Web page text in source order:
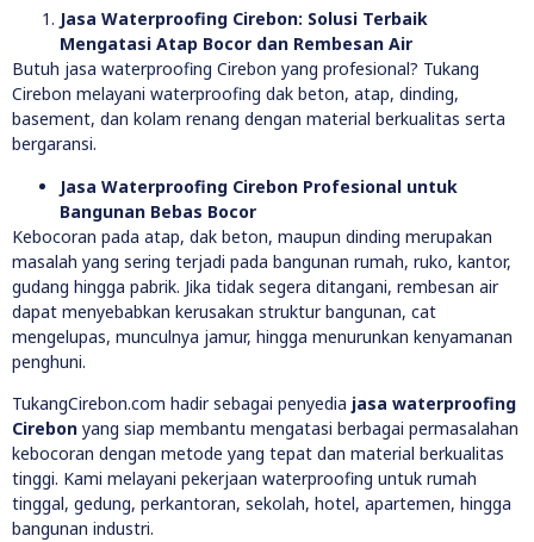
Jasa Waterproofing Cirebon: Solusi Terbaik
Mengatasi Atap Bocor dan Rembesan Air
Butuh jasa waterproofing Cirebon yang profesional? Tukang
Cirebon melayani waterproofing dak beton, atap, dinding,
basement, dan kolam renang dengan material berkualitas serta
bergaransi.
Jasa Waterproofing Cirebon Profesional untuk
Bangunan Bebas Bocor
Kebocoran pada atap, dak beton, maupun dinding merupakan
masalah yang sering terjadi pada bangunan rumah, ruko, kantor,
gudang hingga pabrik. Jika tidak segera ditangani, rembesan air
dapat menyebabkan kerusakan struktur bangunan, cat
mengelupas, munculnya jamur, hingga menurunkan kenyamanan
penghuni.
TukangCirebon.com hadir sebagai penyedia jasa waterproofing
Cirebon yang siap membantu mengatasi berbagai permasalahan
kebocoran dengan metode yang tepat dan material berkualitas
tinggi. Kami melayani pekerjaan waterproofing untuk rumah
tinggal, gedung, perkantoran, sekolah, hotel, apartemen, hingga
bangunan industri.